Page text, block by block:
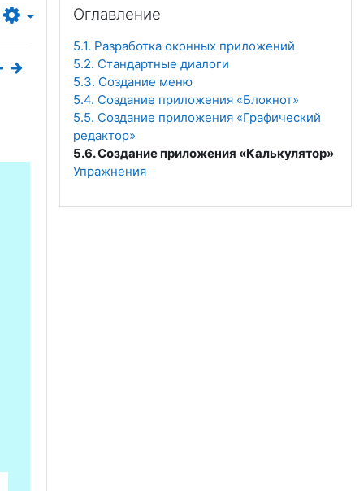
Оглавление
5.1. Разработка оконных приложений
5.2. Стандартные диалоги
5.3. Создание меню
5.4. Создание приложения «Блокнот»
5.5. Создание приложения «Графический
редактор»
5.6. Создание приложения «Калькулятор»
Упражнения